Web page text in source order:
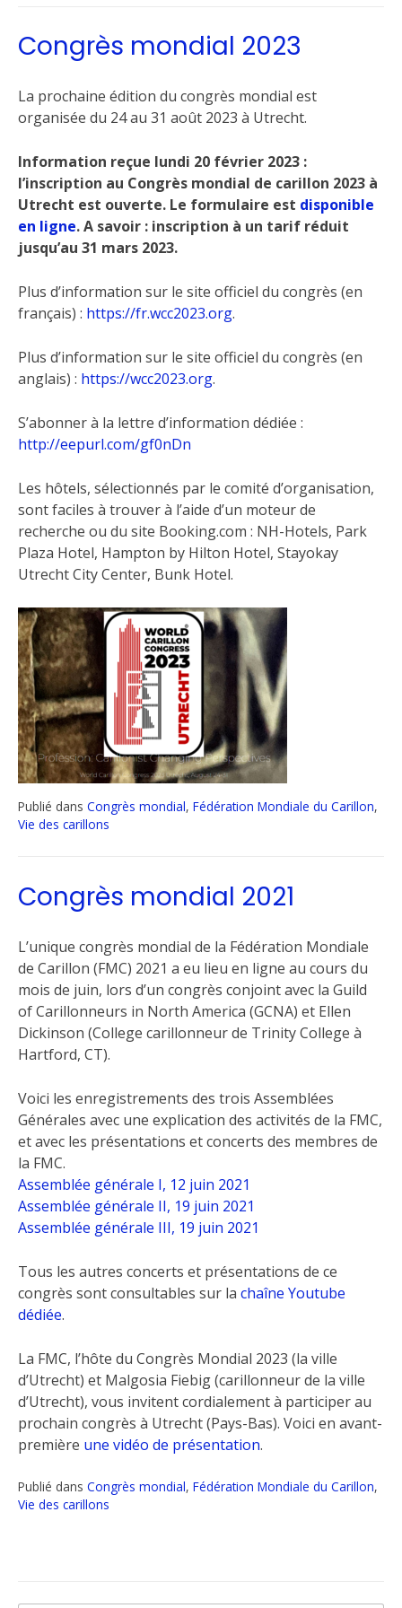
Congrès mondial 2023
La prochaine édition du congrès mondial est
organisée du 24 au 31 août 2023 à Utrecht.
Information reçue lundi 20 février 2023 :
l’inscription au Congrès mondial de carillon 2023 à
Utrecht est ouverte. Le formulaire est disponible
en ligne. A savoir : inscription à un tarif réduit
jusqu’au 31 mars 2023.
Plus d’information sur le site officiel du congrès (en
français) : https://fr.wcc2023.org.
Plus d’information sur le site officiel du congrès (en
anglais) : https://wcc2023.org.
S’abonner à la lettre d’information dédiée :
http://eepurl.com/gf0nDn
Les hôtels, sélectionnés par le comité d’organisation,
sont faciles à trouver à l’aide d’un moteur de
recherche ou du site Booking.com : NH-Hotels, Park
Plaza Hotel, Hampton by Hilton Hotel, Stayokay
Utrecht City Center, Bunk Hotel.
Publié dans Congrès mondial, Fédération Mondiale du Carillon,
Vie des carillons
Congrès mondial 2021
L’unique congrès mondial de la Fédération Mondiale
de Carillon (FMC) 2021 a eu lieu en ligne au cours du
mois de juin, lors d’un congrès conjoint avec la Guild
of Carillonneurs in North America (GCNA) et Ellen
Dickinson (College carillonneur de Trinity College à
Hartford, CT).
Voici les enregistrements des trois Assemblées
Générales avec une explication des activités de la FMC,
et avec les présentations et concerts des membres de
la FMC.
Assemblée générale I, 12 juin 2021
Assemblée générale II, 19 juin 2021
Assemblée générale III, 19 juin 2021
Tous les autres concerts et présentations de ce
congrès sont consultables sur la chaîne Youtube
dédiée.
La FMC, l’hôte du Congrès Mondial 2023 (la ville
d’Utrecht) et Malgosia Fiebig (carillonneur de la ville
d’Utrecht), vous invitent cordialement à participer au
prochain congrès à Utrecht (Pays-Bas). Voici en avant-
première une vidéo de présentation.
Publié dans Congrès mondial, Fédération Mondiale du Carillon,
Vie des carillons